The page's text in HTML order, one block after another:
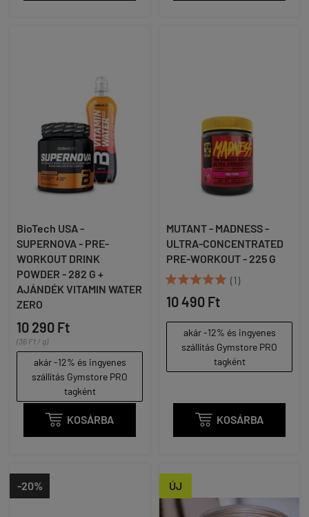
BioTech USA -
SUPERNOVA - PRE-
WORKOUT DRINK
POWDER - 282 G +
AJÁNDÉK VITAMIN WATER
ZERO
10 290 Ft
(36 Ft / g)
akár -12% és ingyenes
szállítás Gymstore PRO
tagként
 KOSÁRBA
MUTANT - MADNESS -
ULTRA-CONCENTRATED
PRE-WORKOUT - 225 G
 (1)
10 490 Ft
akár -12% és ingyenes
szállítás Gymstore PRO
tagként
 KOSÁRBA
-20% ÚJ